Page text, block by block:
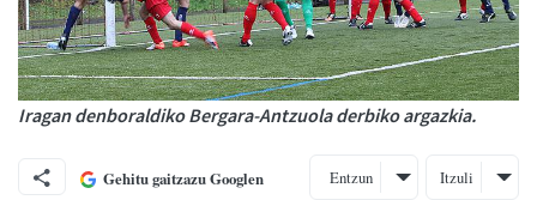
Iragan denboraldiko Bergara-Antzuola derbiko argazkia.
Gehitu gaitzazu Googlen Entzun Itzuli